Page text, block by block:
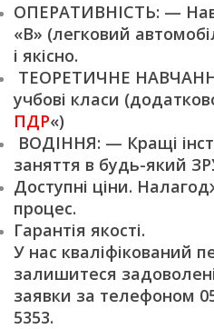
ОПЕРАТИВНІСТЬ: —
«В» (легковий
і якісно.
ТЕОРЕТИЧНЕ
учбові класи
ПДР«)
ВОДІННЯ: — Кращі
заняття в будь-який
Доступні ціни.
процес.
Гарантія якості.
У нас кваліфікований
залишитеся
заявки за телефоном
5353.